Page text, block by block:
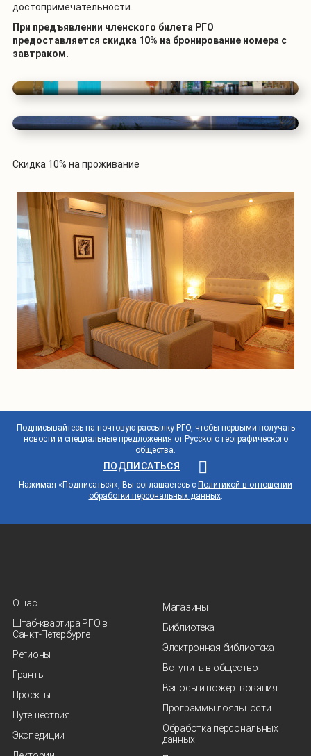
достопримечательности.
При предъявлении членского билета РГО
предоставляется скидка 10% на бронирование номера с
завтраком.
Скидка 10% на проживание
Подписывайтесь на почтовую рассылку РГО, чтобы первыми получать
новости и специальные предложения от Русского географического
общества.
ПОДПИСАТЬСЯ
Нажимая «Подписаться», Вы соглашаетесь с Политикой в отношении
обработки персональных данных.
О нас
Штаб-квартира РГО в
Санкт‑Петербурге
Регионы
Гранты
Проекты
Путешествия
Экспедиции
Магазины
Библиотека
Электронная библиотека
Вступить в общество
Взносы и пожертвования
Программы лояльности
Обработка персональных
данных